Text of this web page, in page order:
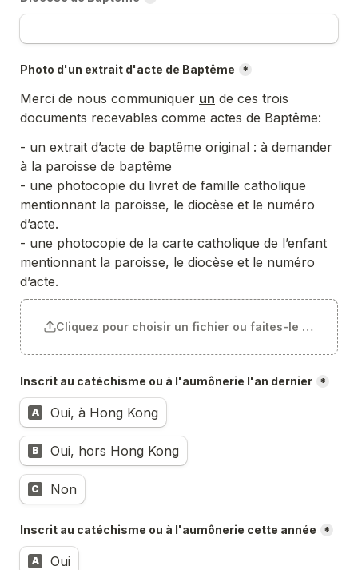
Photo d'un extrait d'acte de Baptême *
Merci de nous communiquer un de ces trois
documents recevables comme actes de Baptême:
- un extrait d’acte de baptême original : à demander
à la paroisse de baptême
- une photocopie du livret de famille catholique
mentionnant la paroisse, le diocèse et le numéro
d’acte.
- une photocopie de la carte catholique de l’enfant
mentionnant la paroisse, le diocèse et le numéro
d’acte.
Cliquez pour choisir un fichier ou faites-le glisser ici
Inscrit au catéchisme ou à l'aumônerie l'an dernier *
A Oui, à Hong Kong
B Oui, hors Hong Kong
C Non
Inscrit au catéchisme ou à l'aumônerie cette année *
A Oui